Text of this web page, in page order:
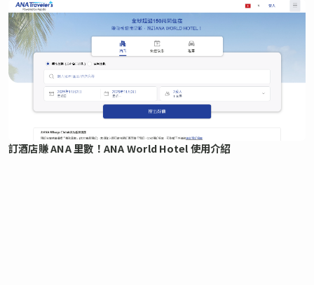
訂酒店賺 ANA 里數！ANA World Hotel 使用介紹